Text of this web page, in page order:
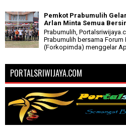
Pemkot Prabumulih
Arlan Minta Semua
Prabumulih,
Prabumulih bersama
(Forkopimda) menggelar
PORTALSRIWIJAYA.COM